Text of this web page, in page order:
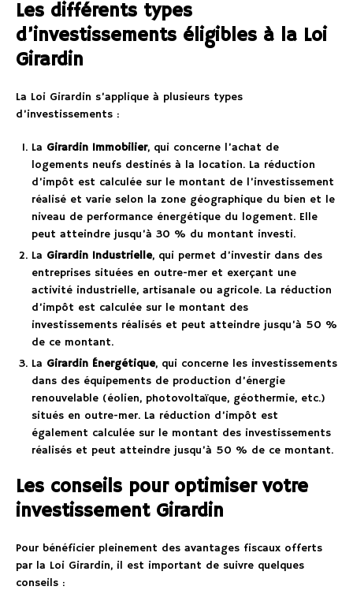
Les différents types
d’investissements éligibles à la Loi
Girardin
La Loi Girardin s’applique à plusieurs types
d’investissements :
La Girardin Immobilier, qui concerne l’achat de
logements neufs destinés à la location. La réduction
d’impôt est calculée sur le montant de l’investissement
réalisé et varie selon la zone géographique du bien et le
niveau de performance énergétique du logement. Elle
peut atteindre jusqu’à 30 % du montant investi.
La Girardin Industrielle, qui permet d’investir dans des
entreprises situées en outre-mer et exerçant une
activité industrielle, artisanale ou agricole. La réduction
d’impôt est calculée sur le montant des
investissements réalisés et peut atteindre jusqu’à 50 %
de ce montant.
La Girardin Énergétique, qui concerne les investissements
dans des équipements de production d’énergie
renouvelable (éolien, photovoltaïque, géothermie, etc.)
situés en outre-mer. La réduction d’impôt est
également calculée sur le montant des investissements
réalisés et peut atteindre jusqu’à 50 % de ce montant.
Les conseils pour optimiser votre
investissement Girardin
Pour bénéficier pleinement des avantages fiscaux offerts
par la Loi Girardin, il est important de suivre quelques
conseils :